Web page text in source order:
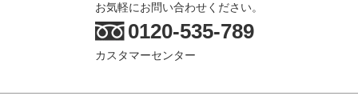
お気軽にお問い合わせください。
0120-535-789
カスタマーセンター